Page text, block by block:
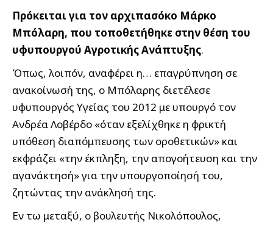
Πρόκειται για τον αρχιπασόκο Μάρκο
Μπόλαρη, που τοποθετήθηκε στην θέση του
υφυπουργού Αγροτικής Ανάπτυξης.
Όπως, λοιπόν, αναφέρει η… επαγρύπνηση σε
ανακοίνωσή της, ο Μπόλαρης διετέλεσε
υφυπουργός Υγείας του 2012 με υπουργό τον
Ανδρέα Λοβέρδο «όταν εξελίχθηκε η φρικτή
υπόθεση διαπόμπευσης των οροθετικών» και
εκφράζει «την έκπληξη, την απογοήτευση και την
αγανάκτησή» για την υπουργοποίησή του,
ζητώντας την ανάκλησή της.
Εν τω μεταξύ, ο βουλευτής Νικολόπουλος,